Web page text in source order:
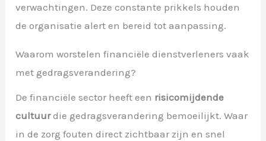
verwachtingen. Deze constante prikkels houden
de organisatie alert en bereid tot aanpassing.
Waarom worstelen financiële dienstverleners vaak
met gedragsverandering?
De financiële sector heeft een risicomijdende
cultuurdie gedragsverandering bemoeilijkt. Waar
in de zorg fouten direct zichtbaar zijn en snel